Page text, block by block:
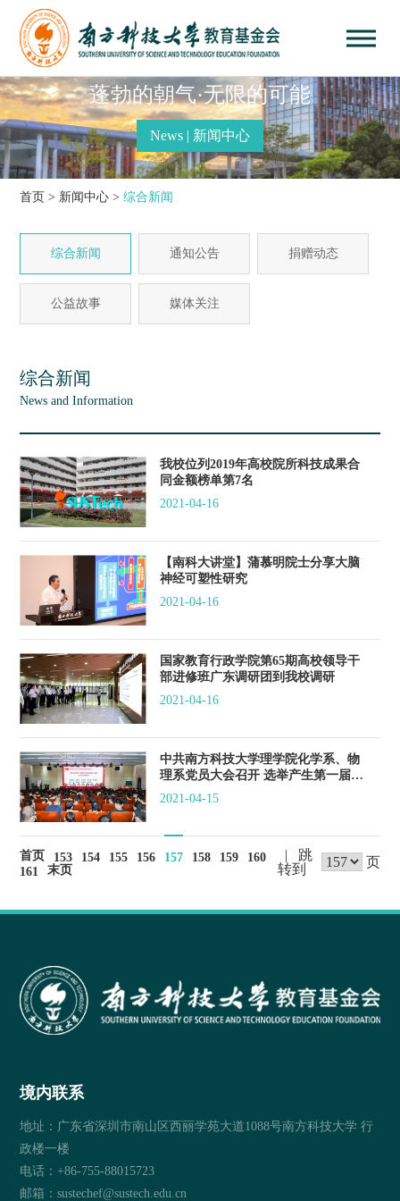
蓬勃的朝气·无限的可能
News | 新闻中心
首页 > 新闻中心 >综合新闻
综合新闻 通知公告 捐赠动态
公益故事 媒体关注
综合新闻
News and Information
我校位列2019年高校院所科技成果合
同金额榜单第7名
2021-04-16
【南科大讲堂】蒲慕明院士分享大脑
神经可塑性研究
2021-04-16
国家教育行政学院第65期高校领导干
部进修班广东调研团到我校调研
2021-04-16
中共南方科技大学理学院化学系、物
理系党员大会召开 选举产生第一届委
员会
2021-04-15
首页 153 154 155 156 157 158 159
160
161
末页
| 跳
转到
页
境内联系
地址：广东省深圳市南山区西丽学苑大道1088号南方科技大学 行
政楼一楼
电话：+86-755-88015723
邮箱：sustechef@sustech.edu.cn